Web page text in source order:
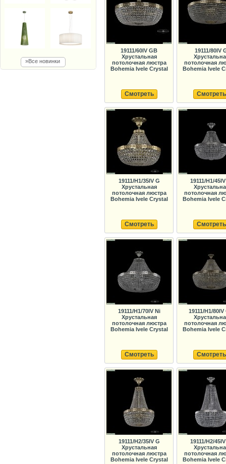
»Все новинки
19111/60IV GB
Хрустальная
потолочная люстра
Bohemia Ivele Crystal
Смотреть
19111/80IV
потолочная
Bohemia Ivele
Смотреть
19111/H1/35IV G
Хрустальная
потолочная люстра
Bohemia Ivele Crystal
Смотреть
19111/H1/
потолочная
Bohemia Ivele
Смотреть
19111/H1/70IV Ni
Хрустальная
потолочная люстра
Bohemia Ivele Crystal
Смотреть
19111/H1/80IV
потолочная
Bohemia Ivele
Смотреть
19111/H2/35IV G
Хрустальная
потолочная люстра
Bohemia Ivele Crystal
19111/H2/
потолочная
Bohemia Ivele